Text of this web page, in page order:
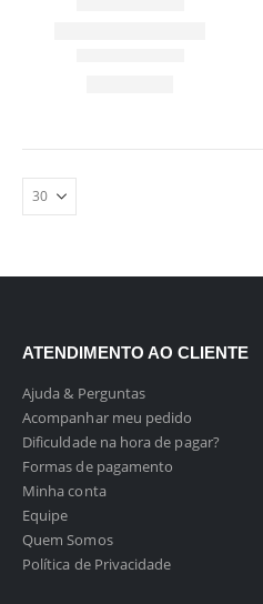
ATENDIMENTO AO CLIENTE
Ajuda & Perguntas
Acompanhar meu pedido
Dificuldade na hora de pagar?
Formas de pagamento
Minha conta
Equipe
Quem Somos
Política de Privacidade